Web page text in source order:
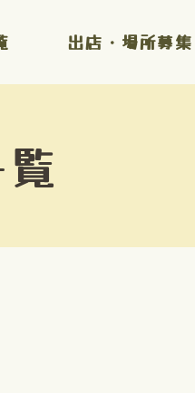
出店・場所募集